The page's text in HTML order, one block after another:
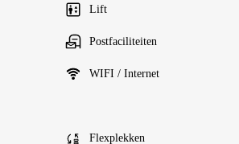
Lift
Postfaciliteiten
WIFI / Internet
Flexplekken